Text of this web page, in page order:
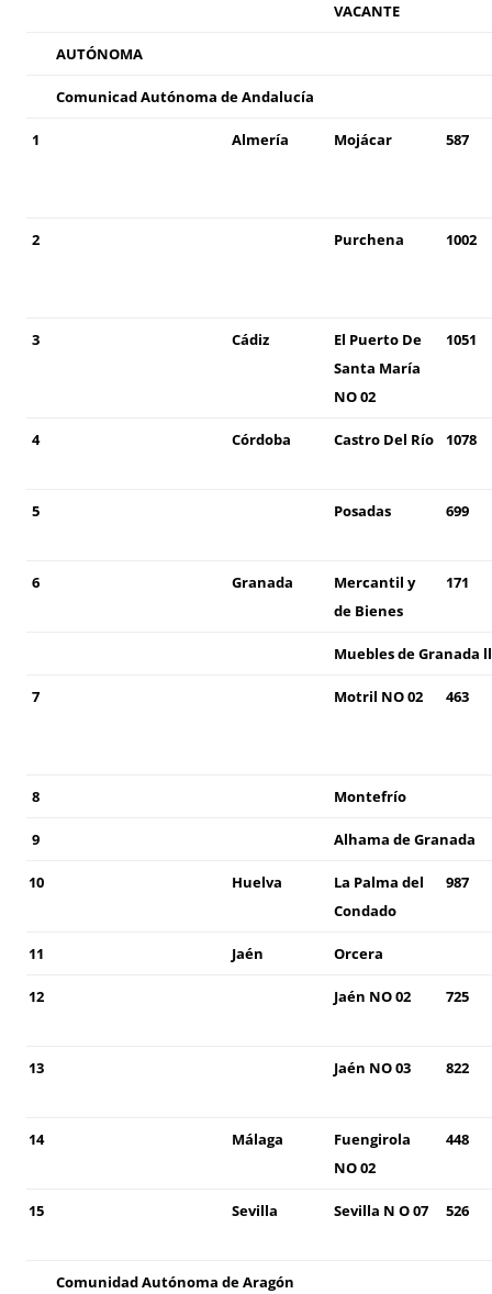
VACANTE
AUTÓNOMA
ComunicadAutónoma de Andalucía
1 Almería Mojácar 587
2 Purchena 1002
3 Cádiz
El Puerto De
Santa María
NO 02
1051
4 Córdoba Castro Del Río 1078
5 Posadas 699
6 Granada
Mercantil y
de Bienes
171
Muebles de Granada ll
7 Motril NO 02 463
8 Montefrío
9 Alhama de Granada
10 Huelva
La Palma del
Condado
987
11 Jaén Orcera
12 Jaén NO 02 725
13 Jaén NO 03 822
14 Málaga
Fuengirola
NO 02
448
15 Sevilla Sevilla N O 07 526
Comunidad Autónoma de Aragón